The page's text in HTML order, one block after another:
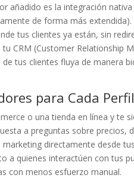
añadido es la integración
de forma más
tus clientes ya están, sin
CRM (Customer Relationship
tus clientes fluya de manera
para Cada Perfil
o una tienda en línea y te
a preguntas sobre precios,
directamente desde
a quienes interactúen con tus
con menos esfuerzo manual.